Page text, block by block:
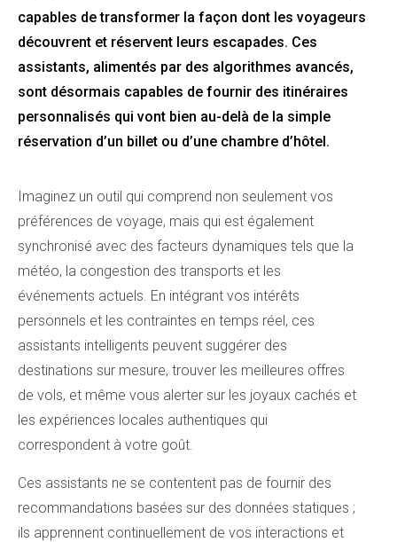
capables de transformer la façon dont les voyageurs
découvrent et réservent leurs escapades. Ces
assistants, alimentés par des algorithmes avancés,
sont désormais capables de fournir des itinéraires
personnalisés qui vont bien au-delà de la simple
réservation d’un billet ou d’une chambre d’hôtel.
Imaginez un outil qui comprend non seulement vos
préférences de voyage, mais qui est également
synchronisé avec des facteurs dynamiques tels que la
météo, la congestion des transports et les
événements actuels. En intégrant vos intérêts
personnels et les contraintes en temps réel, ces
assistants intelligents peuvent suggérer des
destinations sur mesure, trouver les meilleures offres
de vols, et même vous alerter sur les joyaux cachés et
les expériences locales authentiques qui
correspondent à votre goût.
Ces assistants ne se contentent pas de fournir des
recommandations basées sur des données statiques ;
ils apprennent continuellement de vos interactions et